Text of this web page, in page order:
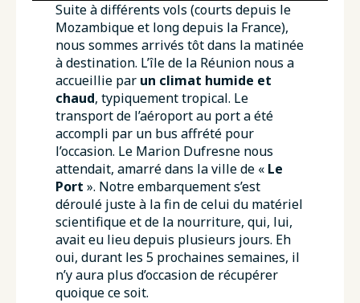
Suite à différents vols (courts depuis le
Mozambique et long depuis la France),
nous sommes arrivés tôt dans la matinée
à destination. L’île de la Réunion nous a
accueillie par un climat humide et
chaud, typiquement tropical. Le
transport de l’aéroport au port a été
accompli par un bus affrété pour
l’occasion. Le Marion Dufresne nous
attendait, amarré dans la ville de « Le
Port ». Notre embarquement s’est
déroulé juste à la fin de celui du matériel
scientifique et de la nourriture, qui, lui,
avait eu lieu depuis plusieurs jours. Eh
oui, durant les 5 prochaines semaines, il
n’y aura plus d’occasion de récupérer
quoique ce soit.